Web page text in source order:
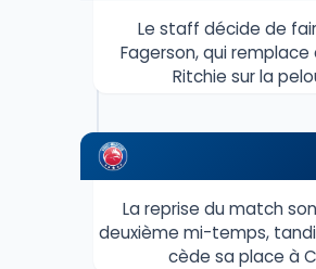
Le staff décide de
Fagerson, qui remplace
Ritchie sur la
La reprise du match
deuxième mi-temps,
cède sa place à